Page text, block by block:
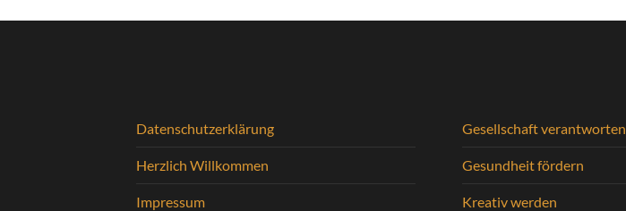
Datenschutzerklärung
Herzlich Willkommen
Impressum
Gesellschaft verantworten
Gesundheit fördern
Kreativ werden